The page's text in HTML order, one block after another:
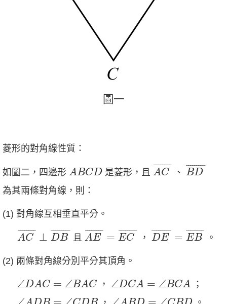
圖一
圖
菱形的對角線性質：
如圖二，四邊形 ABCD
A BCD 是菱形，且
¯¯¯¯¯¯¯¯
AC
AC¯
、
¯¯¯¯¯¯¯¯¯
BD
BD¯
為其兩條對角線，則：
(1) 對角線互相垂直平分。
¯¯¯¯¯¯¯¯
AC ⊥ ¯¯¯¯¯¯¯¯¯
DB
AC¯ DB¯
且
¯¯¯¯¯¯¯¯
AE = ¯¯¯¯¯¯¯¯
EC
AE¯ C¯
，
¯¯¯¯¯¯¯¯¯
DE = ¯¯¯¯¯¯¯¯
EB
DE¯ B¯
。
(2) 兩條對角線分別平分其頂角。
∠DAC = ∠BAC
∠D A C= B A C ， ∠DCA = ∠BCA
∠DC A B CA ；
∠ A DB= CDB ∠ A BD= CBD